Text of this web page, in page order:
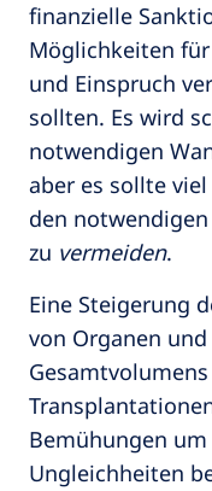
finanzielle
Möglichkeiten
und Einspruch
sollten. Es wird
notwendigen
aber es sollte
den
zu vermeiden.
Eine Steigerung
von Organen und
Bemühungen
Ungleichheiten